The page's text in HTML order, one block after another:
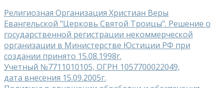
Религиозная Организация Христиан Веры
Евангельской "Церковь Святой Троицы". Решение о
государственной регистрации некоммерческой
организации в Министерстве Юстиции РФ при
создании принято 15.08.1998г.
Учетный №7711010105, ОГРН 1057700022049,
дата внесения 15.09.2005г.